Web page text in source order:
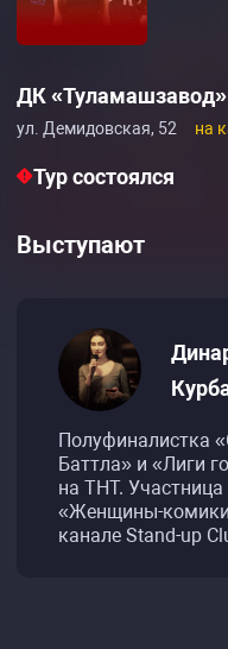
ДК «Туламашзавод»
ул. Демидовская, 52 на
Тур состоялся
Выступают
Полуфиналистка
Баттла» и «Лиги
на ТНТ.
«Женщины-
канале Stand-up